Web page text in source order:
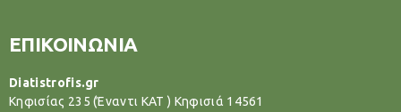
ΕΠΙΚΟΙΝΩΝΙΑ
Diatistrofis.gr
Κηφισίας 235 (Έναντι ΚΑΤ ) Κηφισιά 14561